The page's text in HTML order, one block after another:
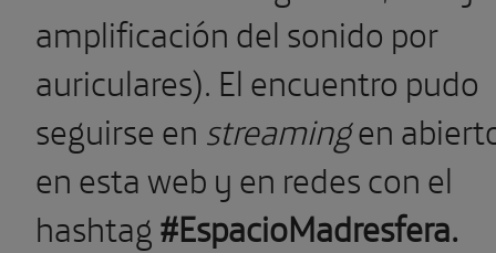
amplificación del sonido por
auriculares). El encuentro pudo
seguirse en streamingen
en esta web y en redes con el
hashtag#EspacioMadresfera.